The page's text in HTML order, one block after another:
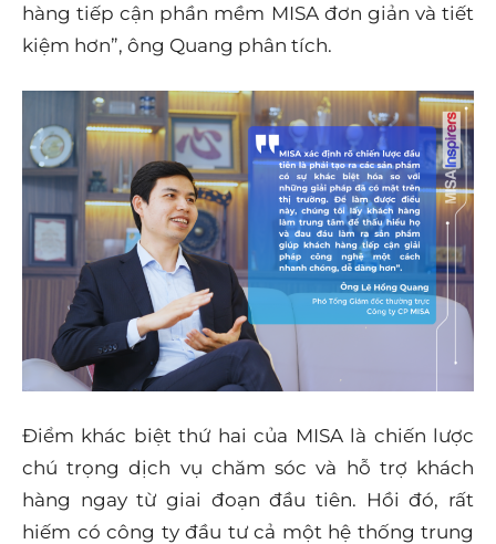
hàng tiếp cận phần mềm MISA đơn giản và tiết
kiệm hơn”, ông Quang phân tích.
Điểm khác biệt thứ hai của MISA là chiến lược
chú trọng dịch vụ chăm sóc và hỗ trợ khách
hàng ngay từ giai đoạn đầu tiên. Hồi đó, rất
hiếm có công ty đầu tư cả một hệ thống trung